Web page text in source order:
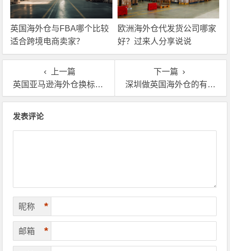
英国海外仓与FBA哪个比较
适合跨境电商卖家？
欧洲海外仓代发货公司哪家
好？过来人分享说说
上一篇
英国亚马逊海外仓换标签多少钱？一般怎么收费
下一篇
深圳做英国海外仓的有哪些公司？英国靠谱的海外仓哪里找？
发表评论
昵称 *
邮箱 *